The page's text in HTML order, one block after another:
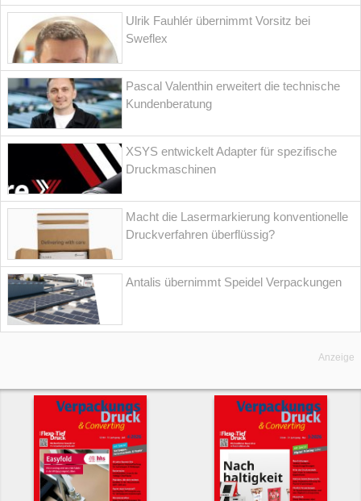
Ulrik Fauhlér übernimmt Vorsitz bei
Sweflex
Pascal Valenthin erweitert die technische
Kundenberatung
XSYS entwickelt Adapter für spezifische
Druckmaschinen
Macht die Lasermarkierung konventionelle
Druckverfahren überflüssig?
Antalis übernimmt Speidel Verpackungen
Anzeige